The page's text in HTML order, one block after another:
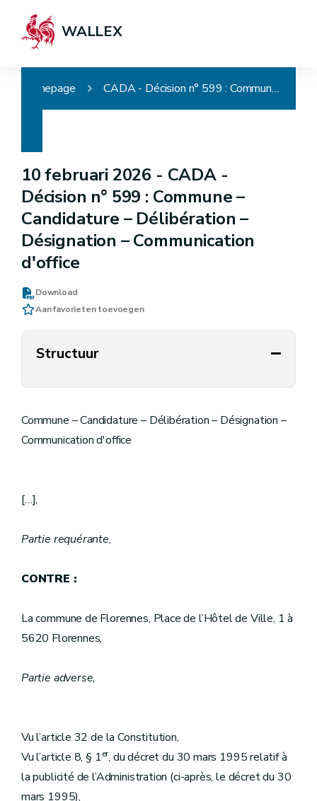
WALLEX
Homepage CADA - Décision n° 599 : Commune – Candidature – Délibération – Désignation – Communication d'office
10 februari 2026 - CADA -
Décision n° 599 : Commune –
Candidature – Délibération –
Désignation – Communication
d'office
Download
Aan favorieten toevoegen
Structuur
Commune – Candidature – Délibération – Désignation –
Communication d'office
[…],
Partie requérante,
CONTRE :
La commune de Florennes, Place de l’Hôtel de Ville, 1 à
5620 Florennes,
Partie adverse,
Vu l’article 32 de la Constitution,
Vu l’article 8, § 1er, du décret du 30 mars 1995 relatif à
la publicité de l’Administration (ci-après, le décret du 30
mars 1995),